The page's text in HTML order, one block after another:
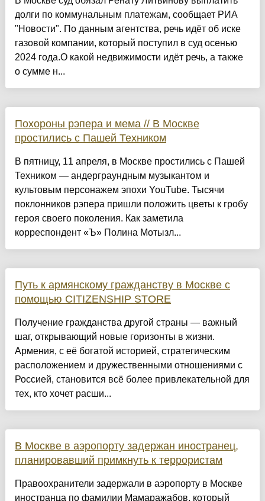
долги по коммунальным платежам, сообщает РИА
"Новости". По данным агентства, речь идёт об иске
газовой компании, который поступил в суд осенью
2024 года.О какой недвижимости идёт речь, а также
о сумме н...
Похороны рэпера и мема // В Москве
простились с Пашей Техником
В пятницу, 11 апреля, в Москве простились с Пашей
Техником — андерграундным музыкантом и
культовым персонажем эпохи YouTube. Тысячи
поклонников рэпера пришли положить цветы к гробу
героя своего поколения. Как заметила
корреспондент «Ъ» Полина Мотызл...
Путь к армянскому гражданству в Москве с
помощью CITIZENSHIP STORE
Получение гражданства другой страны — важный
шаг, открывающий новые горизонты в жизни.
Армения, с её богатой историей, стратегическим
расположением и дружественными отношениями с
Россией, становится всё более привлекательной для
тех, кто хочет расши...
В Москве в аэропорту задержан иностранец,
планировавший примкнуть к террористам
Правоохранители задержали в аэропорту в Москве
иностранца по фамилии Мамаражабов, который